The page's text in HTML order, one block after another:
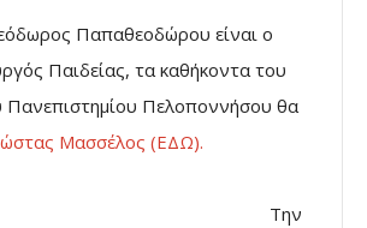
Παπαθεοδώρου είναι ο
Παιδείας, τα καθήκοντα του
Πελοποννήσου θα
Μασσέλος (ΕΔΩ).